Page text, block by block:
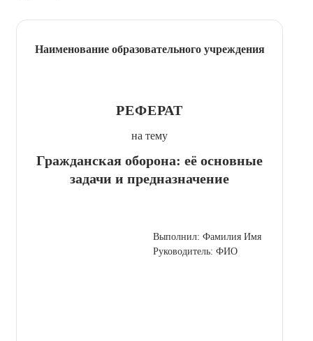
Наименование образовательного учреждения
РЕФЕРАТ
на тему
Гражданская оборона: её основные
задачи и предназначение
Выполнил: Фамилия Имя
Руководитель: ФИО